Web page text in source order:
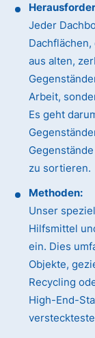
Jeder
aus alten,
Arbeit,
Es geht
zu sortieren.
Methoden:
Unser
Hilfsmittel
ein. Dies
Objekte,
Recycling
High-End-